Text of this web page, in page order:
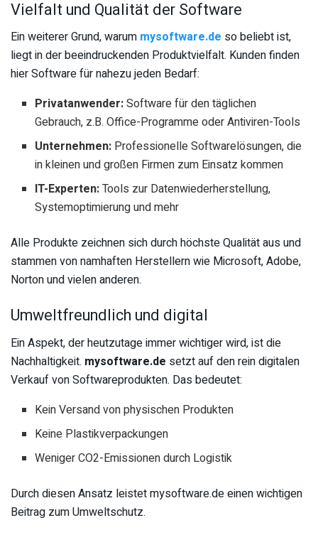
Vielfalt und Qualität der Software
Ein weiterer Grund, warum mysoftware.de so beliebt ist,
liegt in der beeindruckenden Produktvielfalt. Kunden finden
hier Software für nahezu jeden Bedarf:
Privatanwender:Software für den täglichen
Gebrauch, z.B. Office-Programme oder Antiviren-Tools
Unternehmen: Professionelle Softwarelösungen, die
in kleinen und großen Firmen zum Einsatz kommen
IT-Experten:Tools zur Datenwiederherstellung,
Systemoptimierung und mehr
Alle Produkte zeichnen sich durch höchste Qualität aus und
stammen von namhaften Herstellern wie Microsoft, Adobe,
Norton und vielen anderen.
Umweltfreundlich und digital
Ein Aspekt, der heutzutage immer wichtiger wird, ist die
Nachhaltigkeit. mysoftware.de setzt auf den rein digitalen
Verkauf von Softwareprodukten. Das bedeutet:
Kein Versand von physischen Produkten
Keine Plastikverpackungen
Weniger CO2-Emissionen durch Logistik
Durch diesen Ansatz leistet mysoftware.de einen wichtigen
Beitrag zum Umweltschutz.